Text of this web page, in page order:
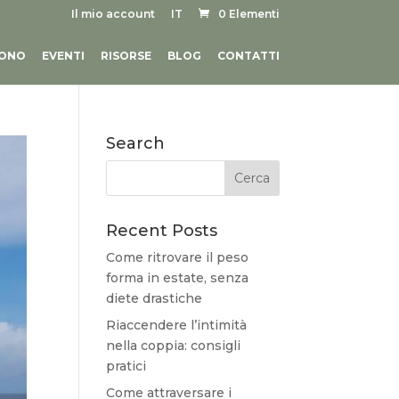
Il mio account IT 0 Elementi
EVENTI RISORSE BLOG CONTATTI
Search
Recent Posts
Come ritrovare il peso
forma in estate, senza
diete drastiche
Riaccendere l’intimità
nella coppia: consigli
pratici
Come attraversare i